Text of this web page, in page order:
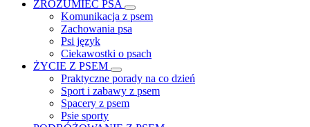
ZROZUMIEĆ PSA
Komunikacja z psem
Zachowania psa
Psi język
Ciekawostki o psach
ŻYCIE Z PSEM
Praktyczne porady na co dzień
Sport i zabawy z psem
Spacery z psem
Psie sporty